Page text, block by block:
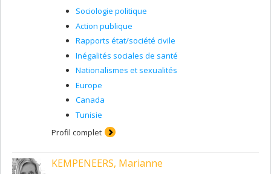
gouvernance mis en place à cet égard concernent les
pouvoirs publics et la société civile en plus de s’articuler
à de multiples échelles (quartier, ville, région,
métropole). Compte tenu des tendances à l’œuvre dans
les processus de transformation des espaces
suburbains, c’est avant tout l’échelle métropolitaine –
voire ‘mégapolitaine’ – qui retient mon attention. En
outre, mes travaux traitent en priorité du contexte
dimensions économiques, sociales et politiques reliées
aux enjeux de la globalisation.
Sociologie politique
Action publique
Rapports état/société civile
Inégalités sociales de santé
Nationalismes et sexualités
Europe
Canada
Tunisie
Profil complet
KEMPENEERS, Marianne